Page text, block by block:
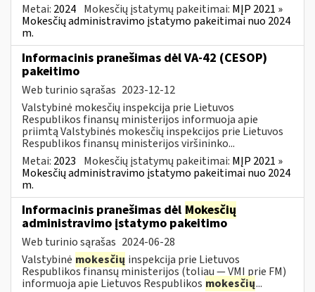
Metai: 2024 Mokesčių įstatymų pakeitimai: MĮP 2021 »
Mokesčių administravimo įstatymo pakeitimai nuo 2024
m.
Informacinis pranešimas dėl VA-42 (CESOP)
pakeitimo
Web turinio sąrašas 2023-12-12
Valstybinė mokesčių inspekcija prie Lietuvos
Respublikos finansų ministerijos informuoja apie
priimtą Valstybinės mokesčių inspekcijos prie Lietuvos
Respublikos finansų ministerijos viršininko...
Metai: 2023 Mokesčių įstatymų pakeitimai: MĮP 2021 »
Mokesčių administravimo įstatymo pakeitimai nuo 2024
m.
Informacinis pranešimas dėl Mokesčių
administravimo įstatymo pakeitimo
Web turinio sąrašas 2024-06-28
Valstybinė mokesčių inspekcija prie Lietuvos
Respublikos finansų ministerijos (toliau — VMI prie FM)
informuoja apie Lietuvos Respublikos mokesčių...